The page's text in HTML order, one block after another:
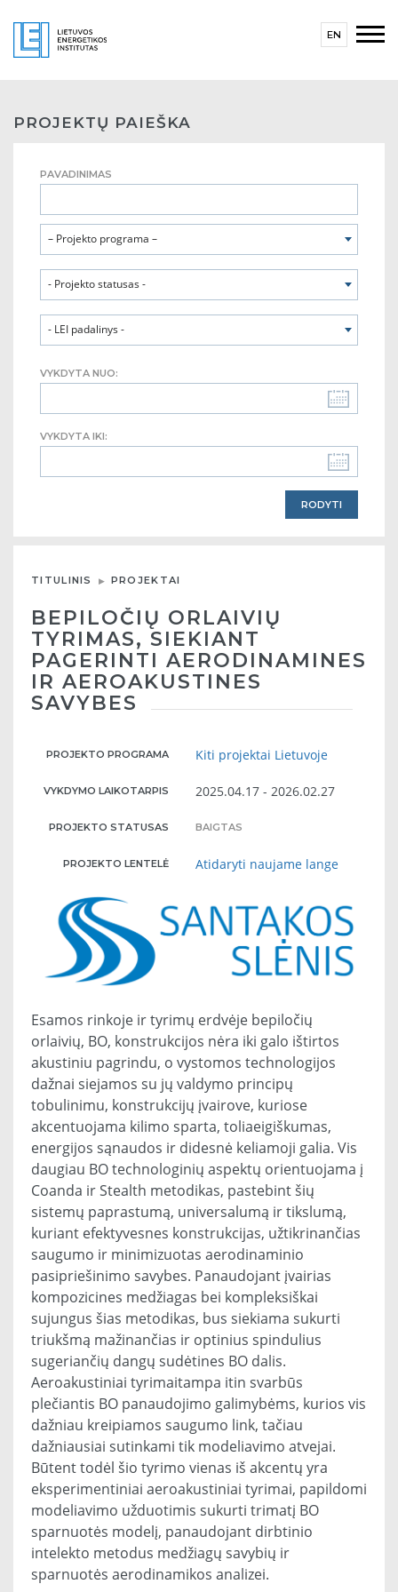
EN
PROJEKTŲ PAIEŠKA
PAVADINIMAS
– Projekto programa –
- Projekto statusas -
- LEI padalinys -
VYKDYTA NUO:
VYKDYTA IKI:
TITULINIS PROJEKTAI
BEPILOČIŲ ORLAIVIŲ
TYRIMAS, SIEKIANT
PAGERINTI AERODINAMINES
IR AEROAKUSTINES
SAVYBES
PROJEKTO PROGRAMA Kiti projektai Lietuvoje
VYKDYMO LAIKOTARPIS 2025.04.17 - 2026.02.27
PROJEKTO STATUSAS BAIGTAS
PROJEKTO LENTELĖ Atidaryti naujame lange
Esamos rinkoje ir tyrimų erdvėje bepiločių
orlaivių, BO, konstrukcijos nėra iki galo ištirtos
akustiniu pagrindu, o vystomos technologijos
dažnai siejamos su jų valdymo principų
tobulinimu, konstrukcijų įvairove, kuriose
akcentuojama kilimo sparta, toliaeigiškumas,
energijos sąnaudos ir didesnė keliamoji galia. Vis
daugiau BO technologinių aspektų orientuojama į
Coanda ir Stealth metodikas, pastebint šių
sistemų paprastumą, universalumą ir tikslumą,
kuriant efektyvesnes konstrukcijas, užtikrinančias
saugumo ir minimizuotas aerodinaminio
pasipriešinimo savybes. Panaudojant įvairias
kompozicines medžiagas bei kompleksiškai
sujungus šias metodikas, bus siekiama sukurti
triukšmą mažinančias ir optinius spindulius
sugeriančių dangų sudėtines BO dalis.
Aeroakustiniai tyrimaitampa itin svarbūs
plečiantis BO panaudojimo galimybėms, kurios vis
dažniau kreipiamos saugumo link, tačiau
dažniausiai sutinkami tik modeliavimo atvejai.
Būtent todėl šio tyrimo vienas iš akcentų yra
eksperimentiniai aeroakustiniai tyrimai, papildomi
modeliavimo užduotimis sukurti trimatį BO
sparnuotės modelį, panaudojant dirbtinio
intelekto metodus medžiagų savybių ir
sparnuotės aerodinamikos analizei.